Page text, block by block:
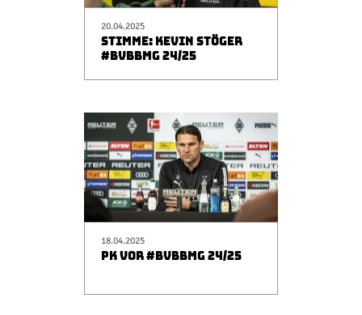
20.04.2025
STIMME: KEVIN STÖGER
#BVBBMG 24/25
18.04.2025
PK VOR #BVBBMG 24/25